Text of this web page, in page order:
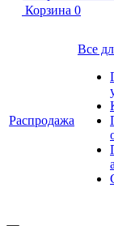
Корзина 0
Распродажа
Все